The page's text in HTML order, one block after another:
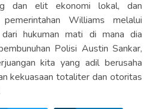
dan elit ekonomi lokal, dan
Williams melalui
hukuman mati di mana dia
Polisi Austin Sankar,
kita yang adil berusaha
kekuasaan totaliter dan otoritas